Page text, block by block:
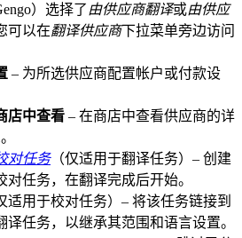
）选择了 由供应商翻译或由供应
可以在翻译供应商下拉菜单旁边访问
– 为所选供应商配置帐户或付款设
店中查看 – 在商店中查看供应商的详
对任务（仅适用于翻译任务）– 创建
对任务，在翻译完成后开始。
适用于校对任务）– 将该任务链接到
译任务，以继承其范围和语言设置。